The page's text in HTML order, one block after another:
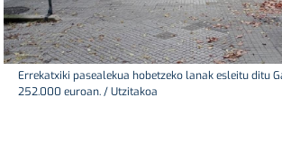
Errekatxiki pasealekua hobetzeko lanak esleitu ditu
252.000 euroan. / Utzitakoa